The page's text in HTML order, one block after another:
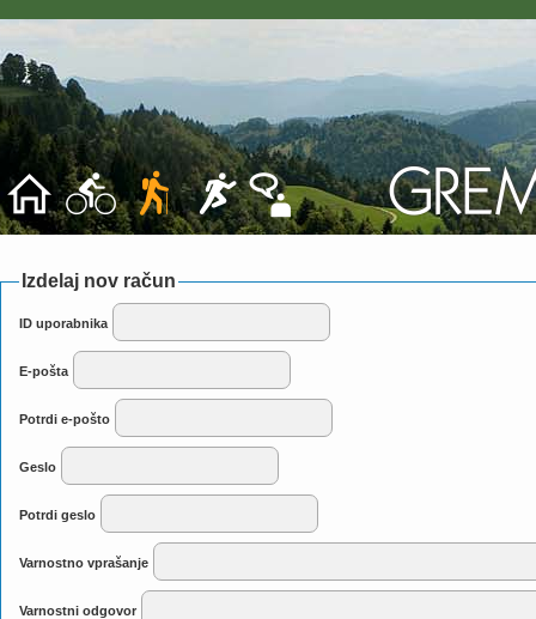
Izdelaj nov račun
ID uporabnika
E-pošta
Potrdi e-pošto
Geslo
Potrdi geslo
Varnostno vprašanje
Varnostni odgovor